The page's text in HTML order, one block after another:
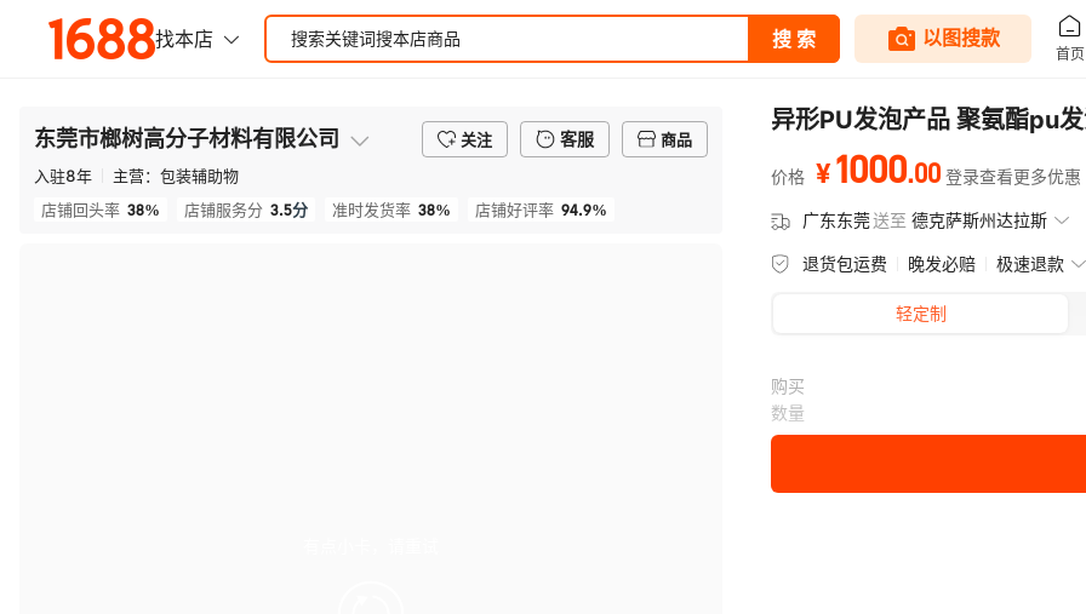
东莞市榔树高分子材料有限公司 关注 客服
商品
入驻8年 主营： 包装辅助物
店铺回头率 38% 店铺服务分 3.5分 准时发货率 38% 店铺好评率 94.9%
异形PU发泡产品 聚氨酯pu
价格 ¥1000.00 登录查看更多优惠
广东东莞送至 德克萨斯州达拉斯
退货包运费 晚发必赔 极速退款
轻定制
购买
数量